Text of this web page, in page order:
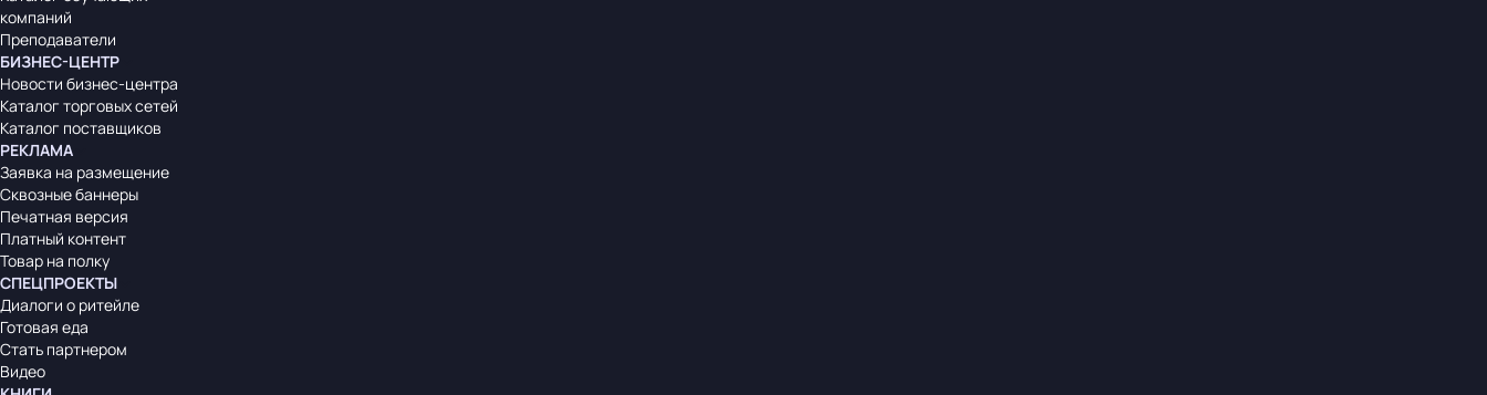
компаний
Преподаватели
БИЗНЕС-ЦЕНТР
Новости бизнес-центра
Каталог торговых сетей
Каталог поставщиков
РЕКЛАМА
Заявка на размещение
Сквозные баннеры
Печатная версия
Платный контент
Товар на полку
СПЕЦПРОЕКТЫ
Диалоги о ритейле
Готовая еда
Стать партнером
Видео